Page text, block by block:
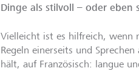
Dinge als stilvoll – oder eben
Vielleicht ist es hilfreich, wenn
Regeln einerseits und
hält, auf Französisch: langue